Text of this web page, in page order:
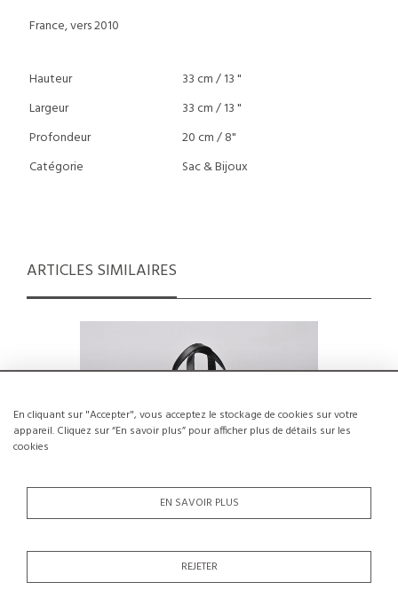
En cliquant sur "Accepter", vous acceptez le stockage de cookies sur votre
appareil. Cliquez sur “En savoir plus” pour afficher plus de détails sur les
cookies
EN SAVOIR PLUS
REJETER
France, vers 2010
Hauteur
33 cm / 13 "
Largeur
33 cm / 13 "
Profondeur
20 cm / 8"
Catégorie
Sac & Bijoux
ARTICLES SIMILAIRES
Sac Prince de Galles Burberry London,